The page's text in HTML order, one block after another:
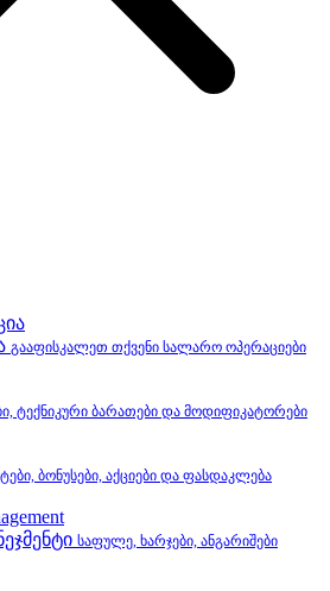
გააფისკალეთ თქვენი სალარო ოპერაციები
ტექნიკური ბარათები და მოდიფიკატორები
ბონუსები, აქციები და ფასდაკლება
საფულე, ხარჯები, ანგარიშები